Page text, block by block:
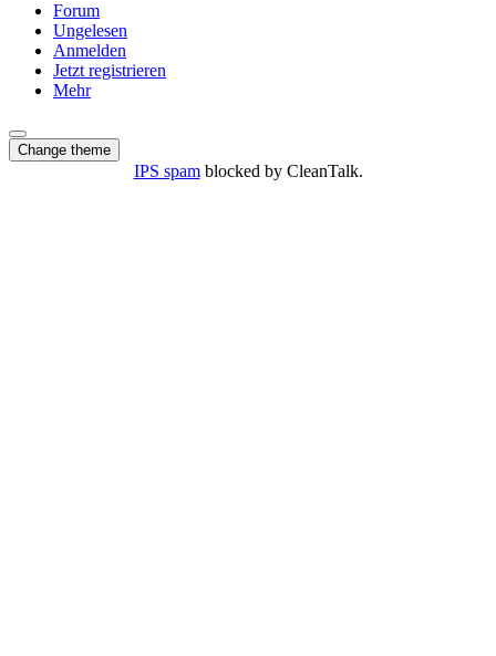
Forum
Ungelesen
Anmelden
Jetzt registrieren
Mehr
Change theme
IPS spamblocked by CleanTalk.